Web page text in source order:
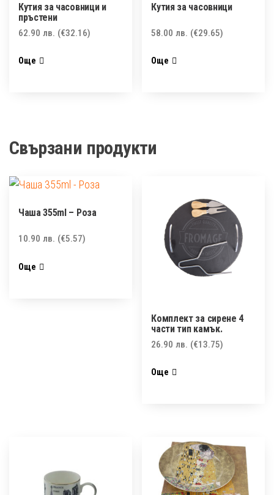
Кутия за часовници и
пръстени
62.90 лв. (€32.16)
Още
Кутия за часовници
58.00 лв. (€29.65)
Още
Свързани продукти
Чаша 355ml – Роза
10.90 лв. (€5.57)
Още
Комплект за сирене 4
части тип камък.
26.90лв. (€13.75)
Още